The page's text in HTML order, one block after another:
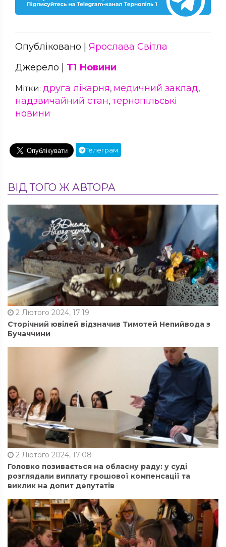
Опубліковано | Ярослава Світла
Джерело | Т1 Новини
Мітки: друга лікарня, медичний заклад,
надзвичайний стан, тернопільські
новини
Телеграм
ВІД ТОГО Ж АВТОРА
2 Лютого 2024, 17:19
Сторічний ювілей відзначив Тимотей Непийвода з
Бучаччини
2 Лютого 2024, 17:08
Головко позивається на обласну раду: у суді
розглядали виплату грошової компенсації та
виклик на допит депутатів